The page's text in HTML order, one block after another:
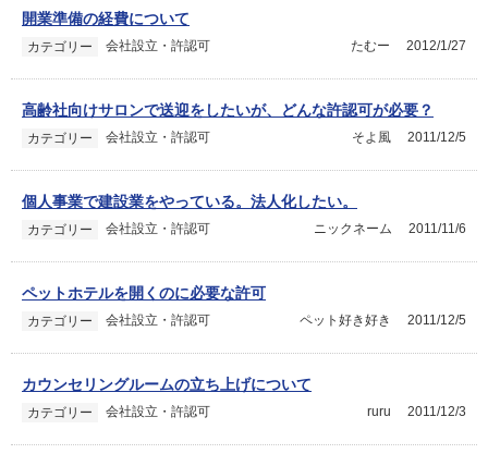
開業準備の経費について
カテゴリー 会社設立・許認可 2012/1/27
たむー
高齢社向けサロンで送迎をしたいが、どんな許認可が必要？
カテゴリー 会社設立・許認可 2011/12/5
そよ風
個人事業で建設業をやっている。法人化したい。
カテゴリー 会社設立・許認可 2011/11/6
ニックネーム
ペットホテルを開くのに必要な許可
カテゴリー 会社設立・許認可 2011/12/5
ペット好き好き
カウンセリングルームの立ち上げについて
カテゴリー 会社設立・許認可 2011/12/3
ruru